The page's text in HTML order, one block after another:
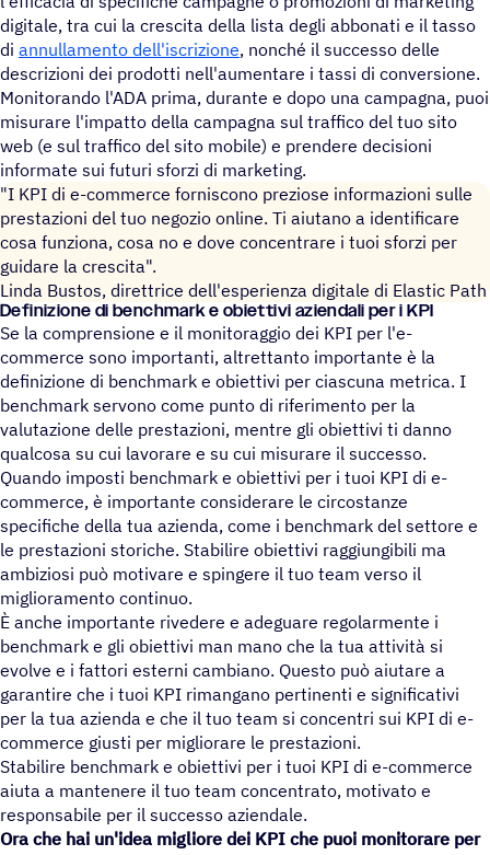
digitale, tra cui la crescita della lista degli abbonati e il tasso
di annullamento dell'iscrizione, nonché il successo delle
descrizioni dei prodotti nell'aumentare i tassi di conversione.
Monitorando l'ADA prima, durante e dopo una campagna, puoi
misurare l'impatto della campagna sul traffico del tuo sito
web (e sul traffico del sito mobile) e prendere decisioni
informate sui futuri sforzi di marketing.
"I KPI di e-commerce forniscono preziose informazioni sulle
prestazioni del tuo negozio online. Ti aiutano a identificare
cosa funziona, cosa no e dove concentrare i tuoi sforzi per
guidare la crescita".
Linda Bustos, direttrice dell'esperienza digitale di Elastic Path
Defi­ni­zione di bench­mark e obiet­tivi azien­dali per i KPI
Se la comprensione e il monitoraggio dei KPI per l'e-
commerce sono importanti, altrettanto importante è la
definizione di benchmark e obiettivi per ciascuna metrica. I
benchmark servono come punto di riferimento per la
valutazione delle prestazioni, mentre gli obiettivi ti danno
qualcosa su cui lavorare e su cui misurare il successo.
Quando imposti benchmark e obiettivi per i tuoi KPI di e-
commerce, è importante considerare le circostanze
specifiche della tua azienda, come i benchmark del settore e
le prestazioni storiche. Stabilire obiettivi raggiungibili ma
ambiziosi può motivare e spingere il tuo team verso il
miglioramento continuo.
È anche importante rivedere e adeguare regolarmente i
benchmark e gli obiettivi man mano che la tua attività si
evolve e i fattori esterni cambiano. Questo può aiutare a
garantire che i tuoi KPI rimangano pertinenti e significativi
per la tua azienda e che il tuo team si concentri sui KPI di e-
commerce giusti per migliorare le prestazioni.
Stabilire benchmark e obiettivi per i tuoi KPI di e-commerce
aiuta a mantenere il tuo team concentrato, motivato e
responsabile per il successo aziendale.
Ora che hai un'idea migliore dei KPI che puoi monitorare per